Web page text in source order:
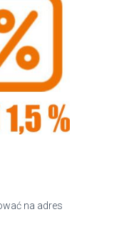
na adres